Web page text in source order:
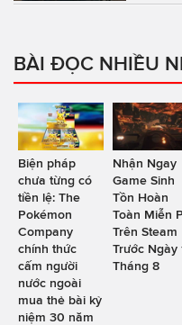
BÀI ĐỌC NHIỀU
Biện pháp
chưa từng có
tiền lệ: The
Pokémon
Company
chính thức
cấm người
nước ngoài
mua thẻ bài kỷ
niệm 30 năm
Nhận Ngay
Game Sinh
Tồn Hoàn
Toàn Miễn
Trên Steam
Trước Ngày
Tháng 8